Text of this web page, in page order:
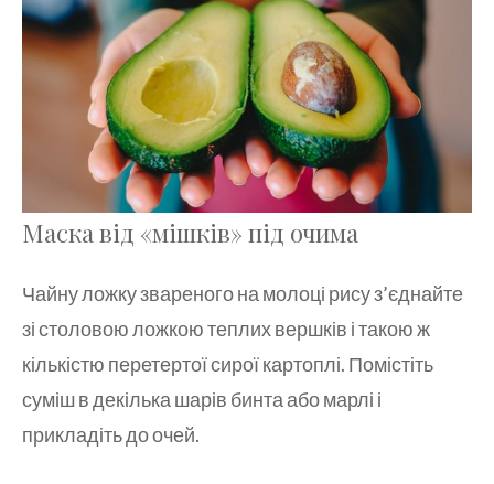
Маска від «мішків» під очима
Чайну ложку звареного на молоці рису з’єднайте
зі столовою ложкою теплих вершків і такою ж
кількістю перетертої сирої картоплі. Помістіть
суміш в декілька шарів бинта або марлі і
прикладіть до очей.